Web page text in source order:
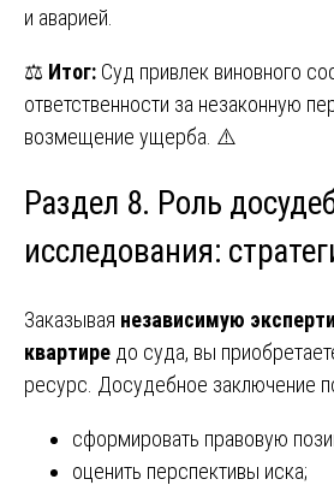
и аварией.
⚖️ Итог: Суд привлек виновного
ответственности за незаконную
возмещение ущерба. ⚠️
Раздел 8. Роль
исследования:
Заказывая независимую
квартире до суда, вы
ресурс. Досудебное заключение
сформировать правовую
оценить перспективы иска;